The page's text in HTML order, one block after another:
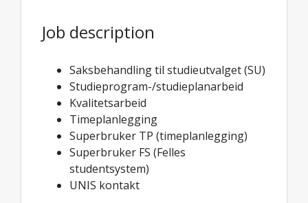
Job description
Saksbehandling til studieutvalget (SU)
Studieprogram-/studieplanarbeid
Kvalitetsarbeid
Timeplanlegging
Superbruker TP (timeplanlegging)
Superbruker FS (Felles
studentsystem)
UNIS kontakt